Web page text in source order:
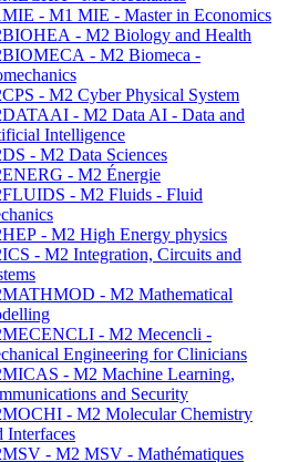
- M1 MIE - Master in Economics
- M2 Biology and Health
- M2 Biomeca -
- M2 Cyber Physical System
- M2 Data AI - Data and
Intelligence
- M2 Data Sciences
- M2 Énergie
- M2 Fluids - Fluid
- M2 High Energy physics
- M2 Integration, Circuits and
- M2 Mathematical
- M2 Mecencli -
Engineering for Clinicians
- M2 Machine Learning,
and Security
- M2 Molecular Chemistry
Interfaces
- M2 MSV - Mathématiques